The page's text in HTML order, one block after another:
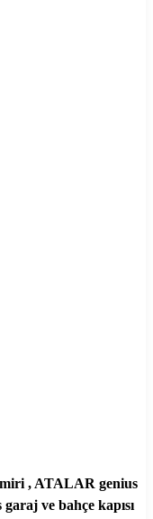
, ATALAR genius
ve bahçe kapısı